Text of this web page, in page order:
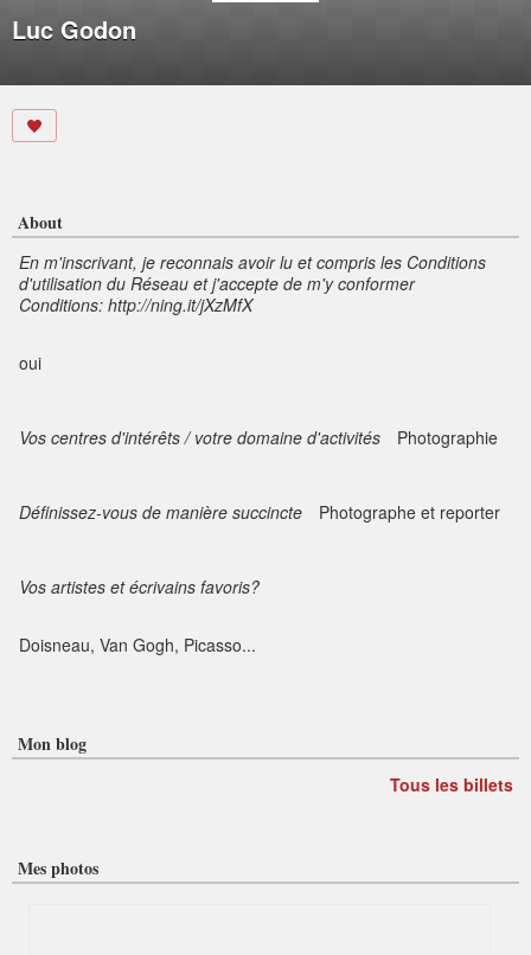
Luc Godon
About
En m'inscrivant, je reconnais avoir lu et compris les Conditions
d'utilisation du Réseau et j'accepte de m'y conformer
Conditions: http://ning.it/jXzMfX
oui
Vos centres d'intérêts / votre domaine d'activités Photographie
Définissez-vous de manière succincte Photographe et reporter
Vos artistes et écrivains favoris?
Doisneau, Van Gogh, Picasso...
Mon blog
Tous les billets
Mes photos